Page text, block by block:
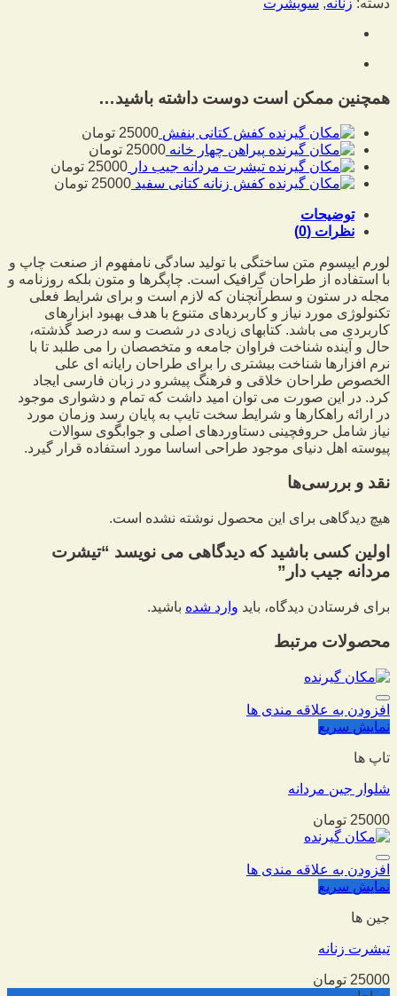
همچنین ممکن است دوست داشته باشید…
کفش کتانی بنفش 25000 تومان
پیراهن چهار خانه 25000 تومان
تیشرت مردانه جیب دار 25000 تومان
کفش زنانه کتانی سفید 25000 تومان
توضیحات
نظرات (0)
لورم ایپسوم متن ساختگی با تولید سادگی نامفهوم از صنعت چاپ و
با استفاده از طراحان گرافیک است. چاپگرها و متون بلکه روزنامه و
مجله در ستون و سطرآنچنان که لازم است و برای شرایط فعلی
تکنولوژی مورد نیاز و کاربردهای متنوع با هدف بهبود ابزارهای
کاربردی می باشد. کتابهای زیادی در شصت و سه درصد گذشته،
حال و آینده شناخت فراوان جامعه و متخصصان را می طلبد تا با
نرم افزارها شناخت بیشتری را برای طراحان رایانه ای علی
الخصوص طراحان خلاقی و فرهنگ پیشرو در زبان فارسی ایجاد
کرد. در این صورت می توان امید داشت که تمام و دشواری موجود
در ارائه راهکارها و شرایط سخت تایپ به پایان رسد وزمان مورد
نیاز شامل حروفچینی دستاوردهای اصلی و جوابگوی سوالات
پیوسته اهل دنیای موجود طراحی اساسا مورد استفاده قرار گیرد.
نقد و بررسی‌ها
هیچ دیدگاهی برای این محصول نوشته نشده است.
اولین کسی باشید که دیدگاهی می نویسد “تیشرت
مردانه جیب دار”
برای فرستادن دیدگاه، باید وارد شده باشید.
محصولات مرتبط
افزودن به علاقه مندی ها
نمایش سریع
تاپ ها
شلوار جین مردانه
25000 تومان
افزودن به علاقه مندی ها
نمایش سریع
جین ها
تیشرت زنانه
25000 تومان